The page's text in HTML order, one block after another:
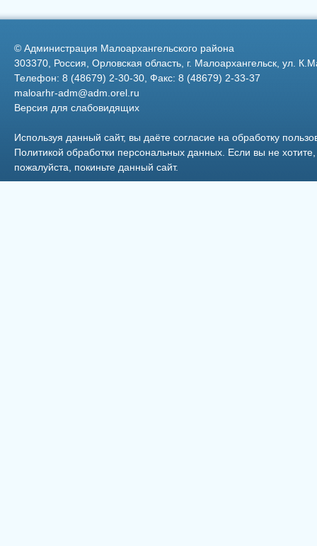
© Администрация Малоархангельского района
303370, Россия, Орловская область, г. Малоархангельск, ул.
Телефон: 8 (48679) 2-30-30, Факс: 8 (48679) 2-33-37
maloarhr-adm@adm.orel.ru
Версия для слабовидящих
Используя данный сайт, вы даёте согласие на обработку
Политикой обработки персональных данных . Если вы не
пожалуйста, покиньте данный сайт.